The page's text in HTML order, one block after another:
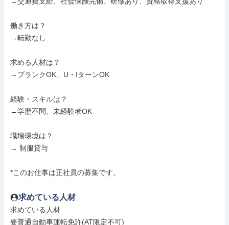
働き方は？
→転勤なし
求める人材は？
→ブランクOK、U・IターンOK
経験・スキルは？
→学歴不問、未経験者OK
職場環境は？
→ 制服貸与
*このお仕事は正社員の募集です。
求めている人材
求めている人材
要普通自動車運転免許(AT限定不可)